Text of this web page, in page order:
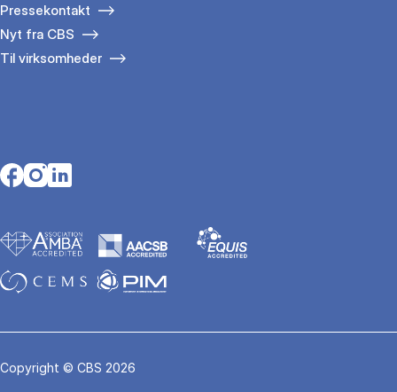
Pressekontakt
Nyt fra CBS
Til virksomheder
Opens in a new tab
Opens in a new tab
Opens in a new tab
Copyright © CBS 2026